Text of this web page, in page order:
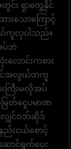
တွင်း ရှာတွေ့နိုင်
ားသောကြောင့်
ယ်ကူလှပါသည်။
ပ်ဘဲ
လောင်းကစား
းတွင်အလွယ်တကူ
းကြီးမလိုအပ်
ြတ်ငွေပမာဏ
ျှင်ဝဘ်ဆိုဒ်
ည်းငယ်စောင့်
ောင်ရွက်ပေး